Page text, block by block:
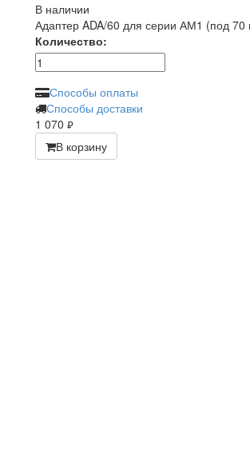
В наличии
Адаптер ADA/60 для серии АМ1 (под 70
Количество:
Способы оплаты
Способы доставки
1 070 руб.
В корзину